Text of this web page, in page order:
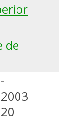
de
-
2003
20